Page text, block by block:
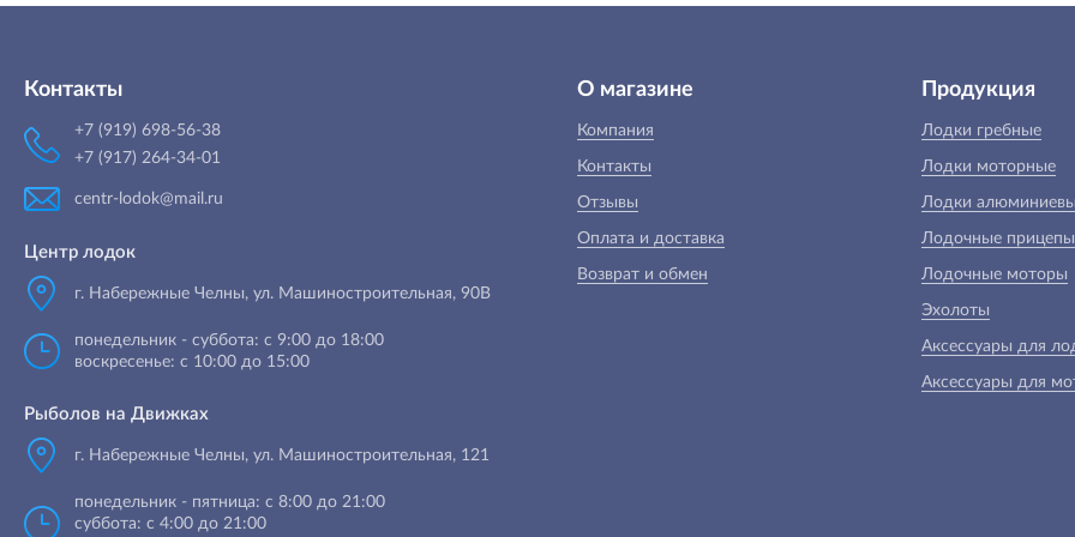
Контакты
+7 (919) 698-56-38
+7 (917) 264-34-01
centr-lodok@mail.ru
Центр лодок
г. Набережные Челны, ул. Машиностроительная, 90B
понедельник - суббота: с 9:00 до 18:00
воскресенье: с 10:00 до 15:00
Рыболов на Движках
г. Набережные Челны, ул. Машиностроительная, 121
понедельник - пятница: с 8:00 до 21:00
суббота: с 4:00 до 21:00
О магазине
Компания
Контакты
Отзывы
Оплата и доставка
Возврат и обмен
Продукция
Лодки гребные
Лодки моторные
Лодки
Лодочные прицепы
Лодочные моторы
Эхолоты
Аксессуары для
Аксессуары для